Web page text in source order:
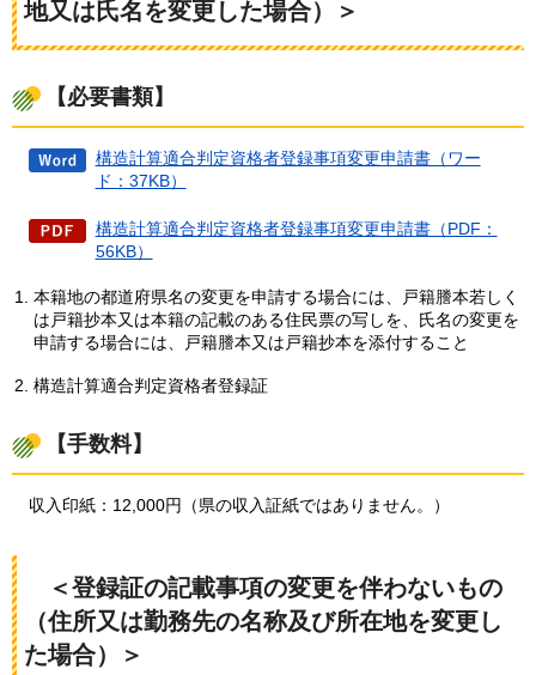
地又は氏名を変更した場合）＞
【必要書類】
構造計算適合判定資格者登録事項変更申請書（ワー
ド：37KB）
構造計算適合判定資格者登録事項変更申請書（PDF：
56KB）
本籍地の都道府県名の変更を申請する場合には、戸籍謄本若しく
は戸籍抄本又は本籍の記載のある住民票の写しを、氏名の変更を
申請する場合には、戸籍謄本又は戸籍抄本を添付すること
構造計算適合判定資格者登録証
【手数料】
収入印紙 ：12,000円（県の収入証紙ではありません。）
＜登録証の記載事項の変更を伴わないもの
（住所又は勤務先の名称及び所在地を変更し
た場合）＞